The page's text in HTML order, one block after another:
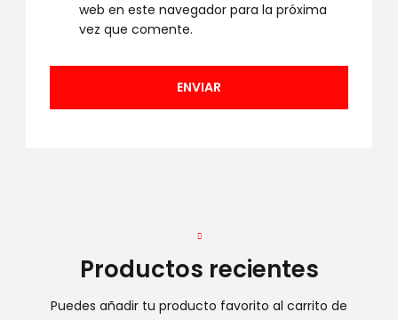
web en este navegador para la próxima
vez que comente.
Productos recientes
Puedes añadir tu producto favorito al carrito de